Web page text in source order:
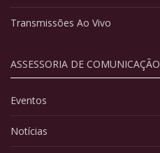
Transmissões Ao Vivo
ASSESSORIA DE COMUNICAÇÃO
Eventos
Notícias